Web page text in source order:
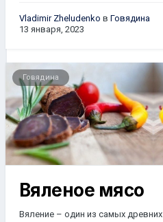
Vladimir Zheludenko в Говядина
13 января, 2023
Говядина
Вяленое мясо
Вяление – один из самых